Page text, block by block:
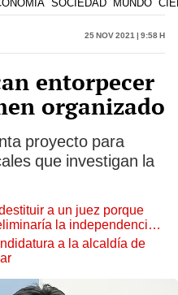
SOCIEDAD MUNDO
25 Nov 2021 | 9:58 h
entorpecer
organizado
proyecto para
que investigan la
a un juez porque
la independencia
a la alcaldía de